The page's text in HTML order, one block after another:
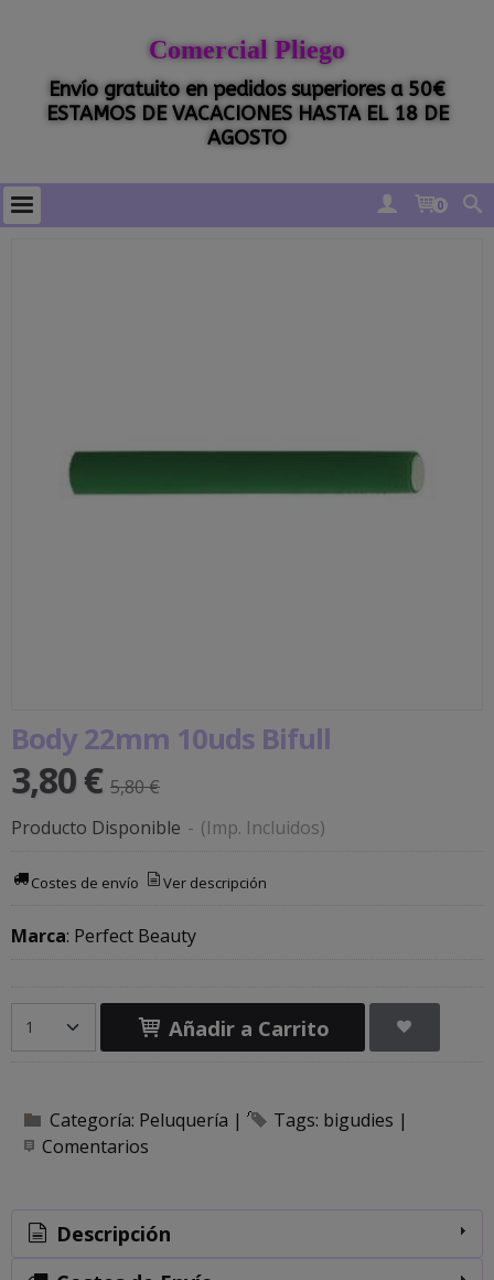
Comercial Pliego
Envío gratuito en pedidos superiores a 50€
ESTAMOS DE VACACIONES HASTA EL 18 DE
AGOSTO
0
Body 22mm 10uds Bifull
3,80 € 5,80 €
Producto Disponible - (Imp. Incluidos)
Costes de envío Ver descripción
Marca: Perfect Beauty
Añadir a Carrito
Categoría: Peluquería | Tags: bigudies |
Comentarios
Descripción